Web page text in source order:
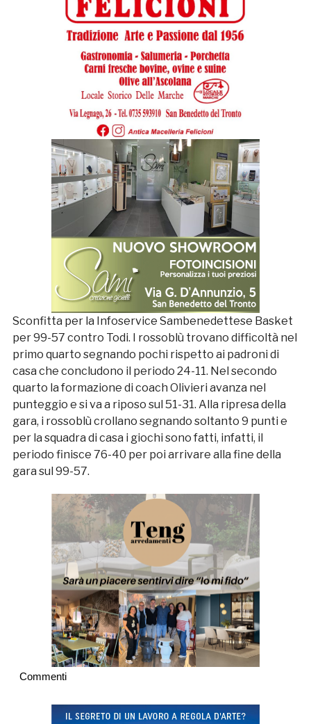
Sconfitta per la Infoservice Sambenedettese Basket
per 99-57 contro Todi. I rossoblù trovano difficoltà nel
primo quarto segnando pochi rispetto ai padroni di
casa che concludono il periodo 24-11. Nel secondo
quarto la formazione di coach Olivieri avanza nel
punteggio e si va a riposo sul 51-31. Alla ripresa della
gara, i rossoblù crollano segnando soltanto 9 punti e
per la squadra di casa i giochi sono fatti, infatti, il
periodo finisce 76-40 per poi arrivare alla fine della
gara sul 99-57.
Commenti